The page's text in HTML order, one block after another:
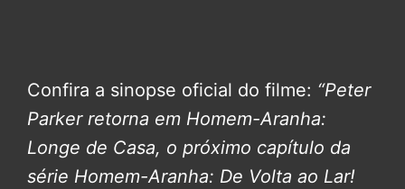
Confira a sinopse oficial do filme: “Peter
Parker retorna em Homem-Aranha:
Longe de Casa, o próximo capítulo da
série Homem-Aranha: De Volta ao Lar!